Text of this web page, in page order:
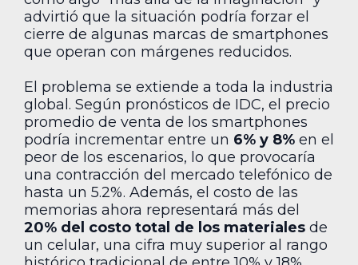
advirtió que la situación podría forzar el
cierre de algunas marcas de smartphones
que operan con márgenes reducidos.
El problema se extiende a toda la industria
global. Según pronósticos de IDC, el precio
promedio de venta de los smartphones
podría incrementar entre un 6% y 8% en el
peor de los escenarios, lo que provocaría
una contracción del mercado telefónico de
hasta un 5.2%. Además, el costo de las
memorias ahora representará más del
20% del costo total de los materiales de
un celular, una cifra muy superior al rango